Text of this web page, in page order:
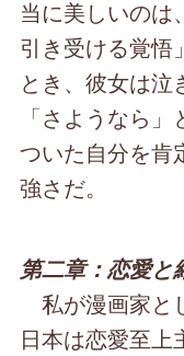
当に美しいのは
引き受ける覚悟
とき、彼女は
「さようなら
ついた自分を肯
強さだ。
第二章：恋愛と
私が漫画家と
日本は恋愛至上